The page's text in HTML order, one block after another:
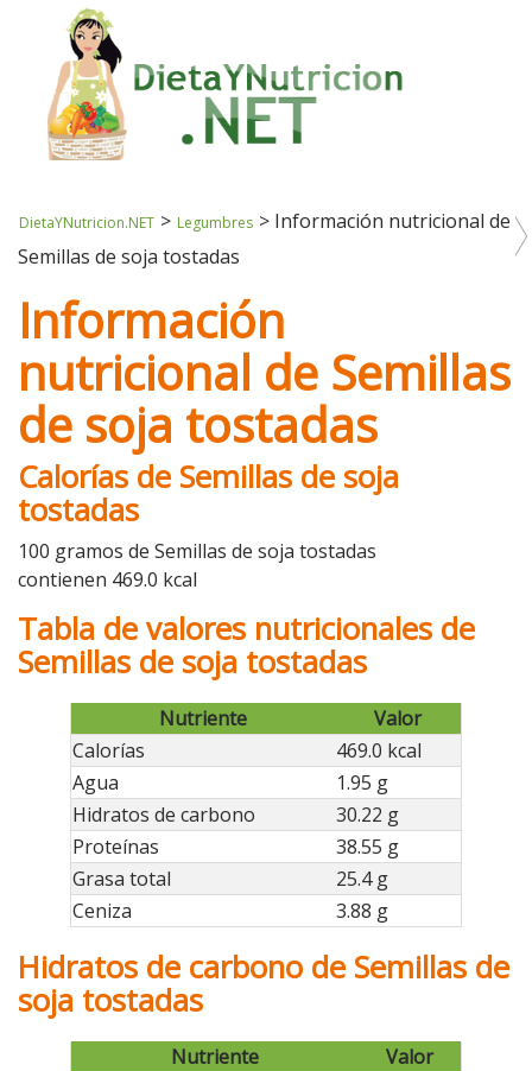
DietaYNutricion.NET > Legumbres > Información nutricional de
Semillas de soja tostadas
Información
nutricional de Semillas
de soja tostadas
Calorías de Semillas de soja
tostadas
100 gramos de Semillas de soja tostadas
contienen 469.0 kcal
Tabla de valores nutricionales de
Semillas de soja tostadas
Nutriente
Valor
Calorías
469.0 kcal
Agua
1.95 g
Hidratos de carbono
30.22 g
Proteínas
38.55 g
Grasa total
25.4 g
Ceniza
3.88 g
Hidratos de carbono de Semillas de
soja tostadas
Nutriente
Valor